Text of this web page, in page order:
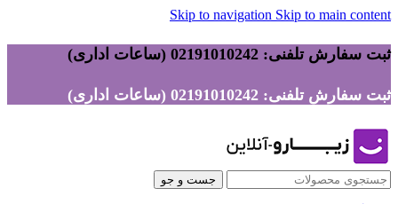
Skip to navigation Skip to main content
ثبت سفارش تلفنی: 02191010242 (ساعات اداری)
ثبت سفارش تلفنی: 02191010242 (ساعات اداری)
جست و جو